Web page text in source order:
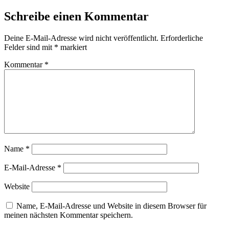
Schreibe einen Kommentar
Deine E-Mail-Adresse wird nicht veröffentlicht. Erforderliche
Felder sind mit * markiert
Kommentar *
Name *
E-Mail-Adresse *
Website
Name, E-Mail-Adresse und Website in diesem Browser für
meinen nächsten Kommentar speichern.